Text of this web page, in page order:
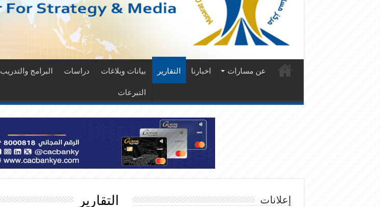
عن مسارات اخبارنا التقارير بيانات وبلاغات دراسات البرامج والتدريب
التبرعات
التقارير إعلانات